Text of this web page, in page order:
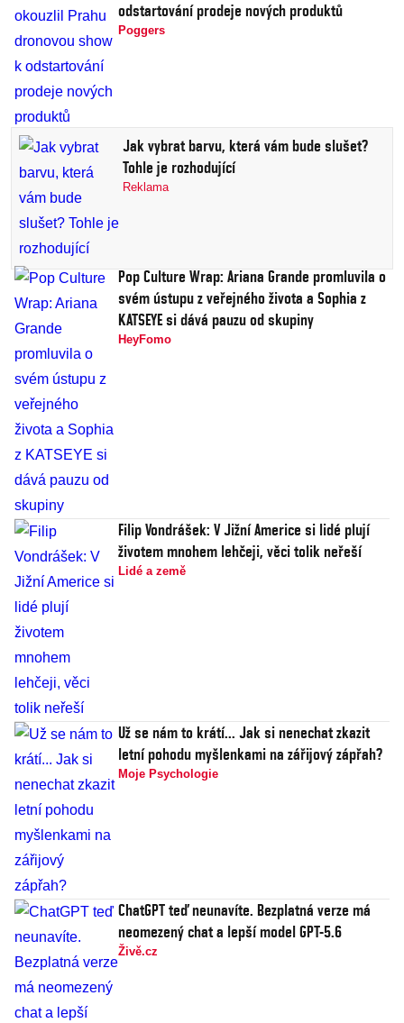
odstartování prodeje nových produktů
Poggers
Jak vybrat barvu, která vám bude slušet?
Tohle je rozhodující
Reklama
Pop Culture Wrap: Ariana Grande promluvila o
svém ústupu z veřejného života a Sophia z
KATSEYE si dává pauzu od skupiny
HeyFomo
Filip Vondrášek: V Jižní Americe si lidé plují
životem mnohem lehčeji, věci tolik neřeší
Lidé a země
Už se nám to krátí... Jak si nenechat zkazit
letní pohodu myšlenkami na zářijový zápřah?
Moje Psychologie
ChatGPT teď neunavíte. Bezplatná verze má
neomezený chat a lepší model GPT-5.6
Živě.cz